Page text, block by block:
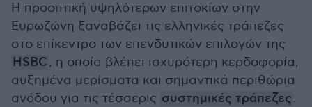
Η προοπτική υψηλότερων επιτοκίων στην
Eυρωζώνη ξαναβάζει τις ελληνικές τράπεζες
στο επίκεντρο των επενδυτικών επιλογών της
HSBC, η οποία βλέπει ισχυρότερη κερδοφορία,
αυξημένα μερίσματα και σημαντικά περιθώρια
ανόδου για τις τέσσερις συστημικές τράπεζες.